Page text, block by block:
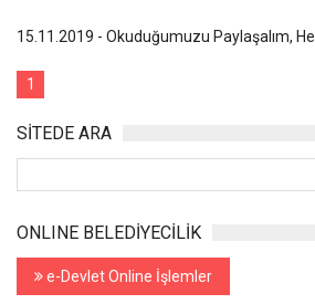
15.11.2019 - Okuduğumuzu Paylaşalım,
1
SİTEDE ARA
ONLINE BELEDİYECİLİK
e-Devlet Online İşlemler